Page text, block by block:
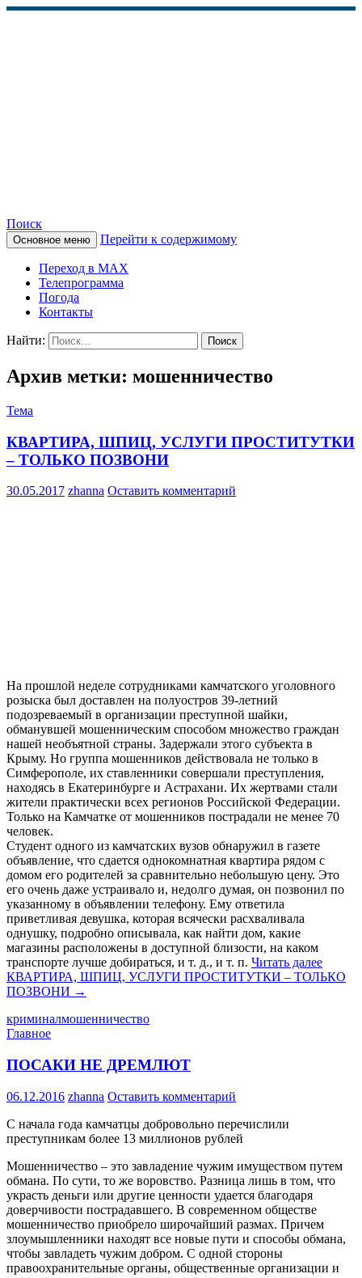
КАМЧАТСКОЕ
ИНФОРМАЦИОННОЕ
АГЕНТСТВО (КИА
«ВЕСТИ»)
Поиск
Основное меню Перейти к содержимому
Переход в MAX
Телепрограмма
Погода
Контакты
Найти:
Архив метки: мошенничество
Тема
КВАРТИРА, ШПИЦ, УСЛУГИ ПРОСТИТУТКИ
– ТОЛЬКО ПОЗВОНИ
30.05.2017 zhanna Оставить комментарий
На прошлой неделе сотрудниками камчатского уголовного
розыска был доставлен на полуостров 39-летний
подозреваемый в организации преступной шайки,
обманувшей мошенническим способом множество граждан
нашей необъятной страны. Задержали этого субъекта в
Крыму. Но группа мошенников действовала не только в
Симферополе, их ставленники совершали преступления,
находясь в Екатеринбурге и Астрахани. Их жертвами стали
жители практически всех регионов Российской Федерации.
Только на Камчатке от мошенников пострадали не менее 70
человек.
Студент одного из камчатских вузов обнаружил в газете
объявление, что сдается однокомнатная квартира рядом с
домом его родителей за сравнительно небольшую цену. Это
его очень даже устраивало и, недолго думая, он позвонил по
указанному в объявлении телефону. Ему ответила
приветливая девушка, которая всячески расхваливала
однушку, подробно описывала, как найти дом, какие
магазины расположены в доступной близости, на каком
транспорте лучше добираться, и т. д., и т. п. Читать далее
КВАРТИРА, ШПИЦ, УСЛУГИ ПРОСТИТУТКИ – ТОЛЬКО
ПОЗВОНИ →
криминалмошенничество
Главное
ПОСАКИ НЕ ДРЕМЛЮТ
06.12.2016 zhanna Оставить комментарий
С начала года камчатцы добровольно перечислили
преступникам более 13 миллионов рублей
Мошенничество – это завладение чужим имуществом путем
обмана. По сути, то же воровство. Разница лишь в том, что
украсть деньги или другие ценности удается благодаря
доверчивости пострадавшего. В современном обществе
мошенничество приобрело широчайший размах. Причем
злоумышленники находят все новые пути и способы обмана,
чтобы завладеть чужим добром. С одной стороны
правоохранительные органы, общественные организации и